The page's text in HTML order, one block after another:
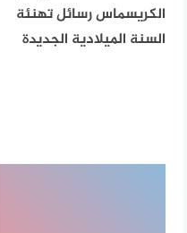
الكريسماس رسائل تهنئة
السنة الميلادية الجديدة